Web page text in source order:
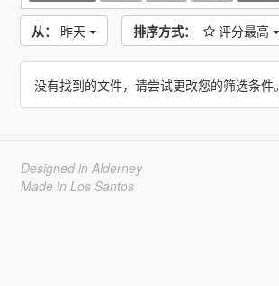
从： 昨天 排序方式： 评分最高
没有找到的文件，请尝试更改您的筛选条件。
Designed in Alderney
Made in Los Santos